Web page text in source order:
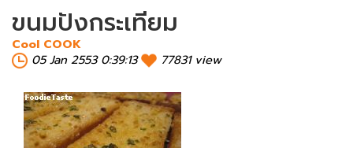
ขนมปังกระเทียม
Cool COOK
05 Jan 2553 0:39:13
77831 view